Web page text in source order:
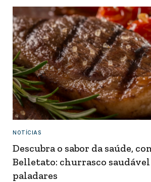
NOTÍCIAS
Descubra o sabor da saúde,
Belletato: churrasco
paladares